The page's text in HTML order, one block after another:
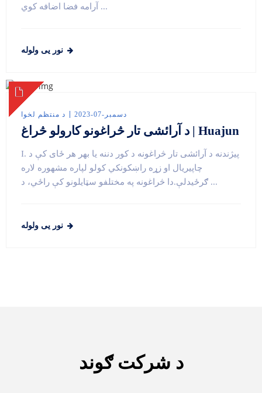
آرامه فضا اضافه کوي ...
نور یی ولوله
د منتظم لخوا دسمبر-07-2023
د آرائشی تار څراغونو کارولو څراغ | Huajun
I. پیژندنه د آرائشی تار څراغونه د کور دننه یا بهر هر ځای کې د
چاپیریال او زړه راښکونکي کولو لپاره مشهوره لاره
ګرځیدلې.دا څراغونه په مختلفو سټایلونو کې راځي، د ...
نور یی ولوله
د شرکت ګوند